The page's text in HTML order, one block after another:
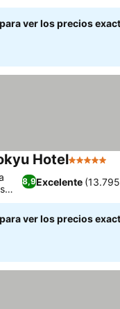
ver los precios
Hotel5 Estrellas
8,9Excelente
ver los precios